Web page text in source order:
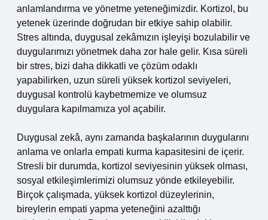
anlamlandırma ve yönetme yeteneğimizdir. Kortizol, bu
yetenek üzerinde doğrudan bir etkiye sahip olabilir.
Stres altında, duygusal zekâmızın işleyişi bozulabilir ve
duygularımızı yönetmek daha zor hale gelir. Kısa süreli
bir stres, bizi daha dikkatli ve çözüm odaklı
yapabilirken, uzun süreli yüksek kortizol seviyeleri,
duygusal kontrolü kaybetmemize ve olumsuz
duygulara kapılmamıza yol açabilir.
Duygusal zekâ, aynı zamanda başkalarının duygularını
anlama ve onlarla empati kurma kapasitesini de içerir.
Stresli bir durumda, kortizol seviyesinin yüksek olması,
sosyal etkileşimlerimizi olumsuz yönde etkileyebilir.
Birçok çalışmada, yüksek kortizol düzeylerinin,
bireylerin empati yapma yeteneğini azalttığı